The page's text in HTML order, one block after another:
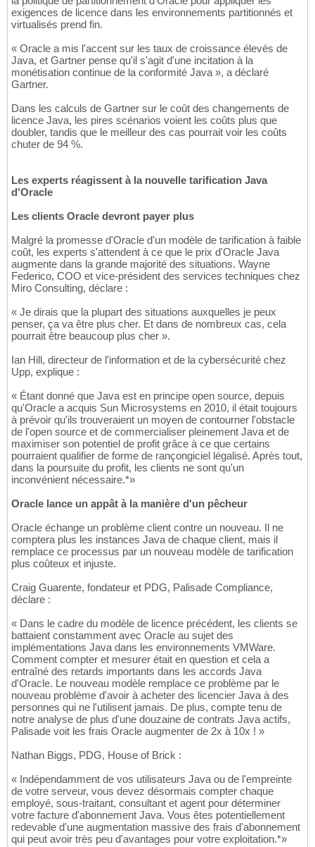
exigences de licence dans les environnements partitionnés et
virtualisés prend fin.
« Oracle a mis l'accent sur les taux de croissance élevés de
Java, et Gartner pense qu'il s'agit d'une incitation à la
monétisation continue de la conformité Java », a déclaré
Gartner.
Dans les calculs de Gartner sur le coût des changements de
licence Java, les pires scénarios voient les coûts plus que
doubler, tandis que le meilleur des cas pourrait voir les coûts
chuter de 94 %.
Les experts réagissent à la nouvelle tarification Java
d'Oracle
Les clients Oracle devront payer plus
Malgré la promesse d'Oracle d'un modèle de tarification à faible
coût, les experts s'attendent à ce que le prix d'Oracle Java
augmente dans la grande majorité des situations. Wayne
Federico, COO et vice-président des services techniques chez
Miro Consulting, déclare :
« Je dirais que la plupart des situations auxquelles je peux
penser, ça va être plus cher. Et dans de nombreux cas, cela
pourrait être beaucoup plus cher ».
Ian Hill, directeur de l'information et de la cybersécurité chez
Upp, explique :
« Étant donné que Java est en principe open source, depuis
qu'Oracle a acquis Sun Microsystems en 2010, il était toujours
à prévoir qu'ils trouveraient un moyen de contourner l'obstacle
de l'open source et de commercialiser pleinement Java et de
maximiser son potentiel de profit grâce à ce que certains
pourraient qualifier de forme de rançongiciel légalisé. Après tout,
dans la poursuite du profit, les clients ne sont qu'un
inconvénient nécessaire.*»
Oracle lance un appât à la manière d'un pêcheur
Oracle échange un problème client contre un nouveau. Il ne
comptera plus les instances Java de chaque client, mais il
remplace ce processus par un nouveau modèle de tarification
plus coûteux et injuste.
Craig Guarente, fondateur et PDG, Palisade Compliance,
déclare :
« Dans le cadre du modèle de licence précédent, les clients se
battaient constamment avec Oracle au sujet des
implémentations Java dans les environnements VMWare.
Comment compter et mesurer était en question et cela a
entraîné des retards importants dans les accords Java
d'Oracle. Le nouveau modèle remplace ce problème par le
nouveau problème d'avoir à acheter des licencier Java à des
personnes qui ne l'utilisent jamais. De plus, compte tenu de
notre analyse de plus d'une douzaine de contrats Java actifs,
Palisade voit les frais Oracle augmenter de 2x à 10x ! »
Nathan Biggs, PDG, House of Brick :
« Indépendamment de vos utilisateurs Java ou de l'empreinte
de votre serveur, vous devez désormais compter chaque
employé, sous-traitant, consultant et agent pour déterminer
votre facture d'abonnement Java. Vous êtes potentiellement
redevable d'une augmentation massive des frais d'abonnement
qui peut avoir très peu d'avantages pour votre exploitation.*»